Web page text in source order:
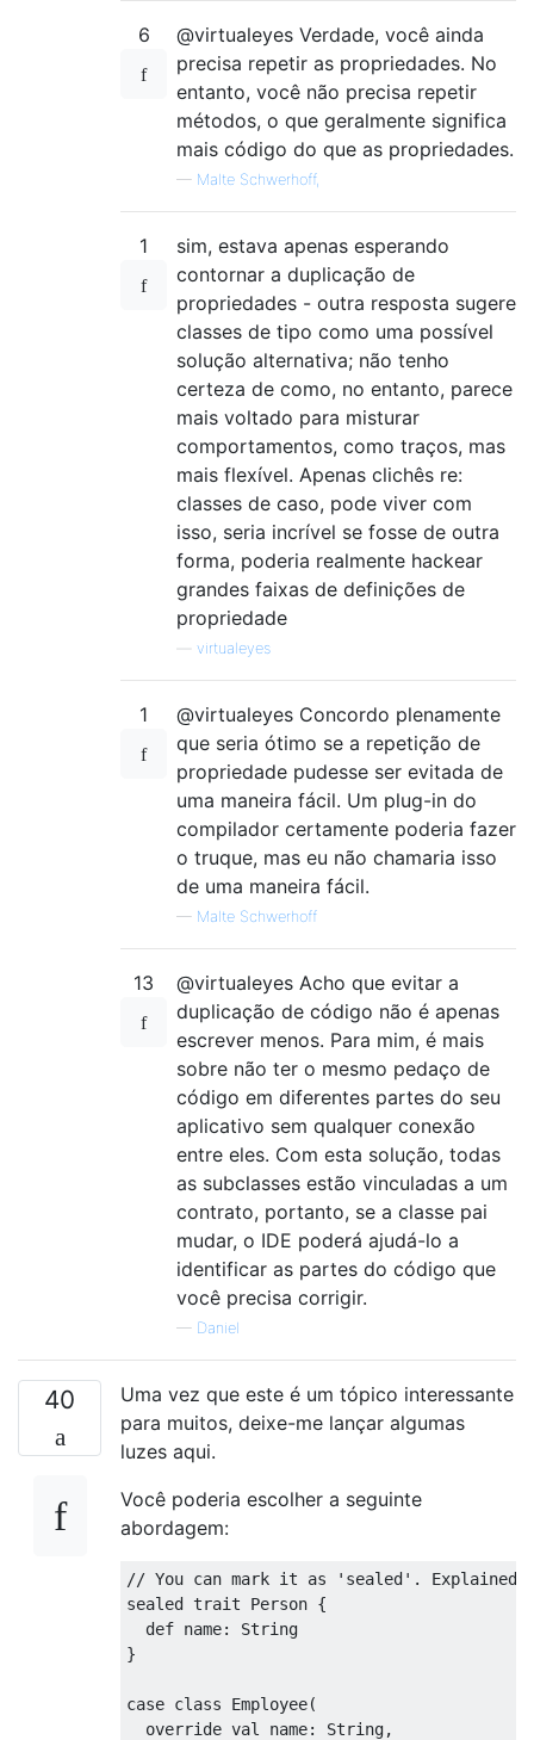
6
@virtualeyes Verdade, você ainda
precisa repetir as propriedades. No
entanto, você não precisa repetir
métodos, o que geralmente significa
mais código do que as propriedades.
— Malte Schwerhoff,
1
sim, estava apenas esperando
contornar a duplicação de
propriedades - outra resposta sugere
classes de tipo como uma possível
solução alternativa; não tenho
certeza de como, no entanto, parece
mais voltado para misturar
comportamentos, como traços, mas
mais flexível. Apenas clichês re:
classes de caso, pode viver com
isso, seria incrível se fosse de outra
forma, poderia realmente hackear
grandes faixas de definições de
propriedade
virtualeyes
1
@virtualeyes Concordo plenamente
que seria ótimo se a repetição de
propriedade pudesse ser evitada de
uma maneira fácil. Um plug-in do
compilador certamente poderia fazer
o truque, mas eu não chamaria isso
de uma maneira fácil.
— Malte Schwerhoff
13
@virtualeyes Acho que evitar a
duplicação de código não é apenas
escrever menos. Para mim, é mais
sobre não ter o mesmo pedaço de
código em diferentes partes do seu
aplicativo sem qualquer conexão
entre eles. Com esta solução, todas
as subclasses estão vinculadas a um
contrato, portanto, se a classe pai
mudar, o IDE poderá ajudá-lo a
identificar as partes do código que
você precisa corrigir.
— Daniel
40
Uma vez que este é um tópico interessante
para muitos, deixe-me lançar algumas
luzes aqui.
Você poderia escolher a seguinte
abordagem:
// You can mark it as 'sealed'. Explained
sealed trait Person {
def name: String
}
case class Employee(
  override val name:
String,